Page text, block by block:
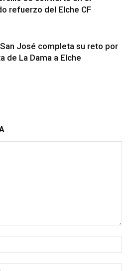
refuerzo del Elche CF
José completa su reto por
de La Dama a Elche